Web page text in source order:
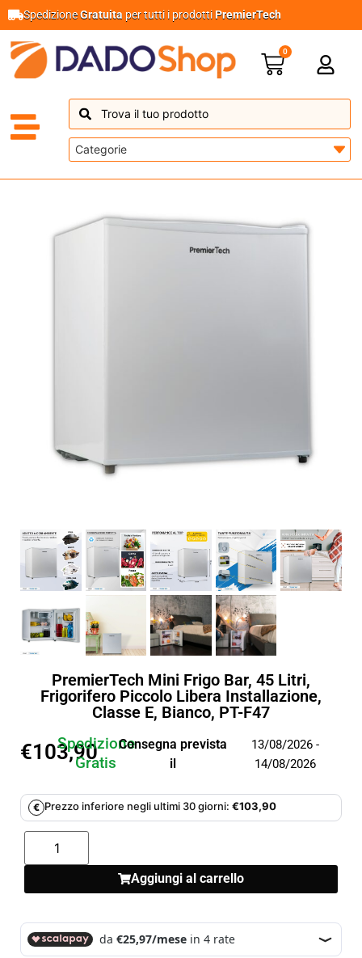
SpedizioneGratuita per tutti i prodottiPremierTech
0
PremierTech Mini Frigo Bar, 45 Litri,
Frigorifero Piccolo Libera Installazione,
Classe E, Bianco, PT-F47
€103,90
Spedizione
Gratis
Consegna prevista
il
13/08/2026 -
14/08/2026
€ Prezzo inferiore negli ultimi 30 giorni: €103,90
Aggiungi al carrello